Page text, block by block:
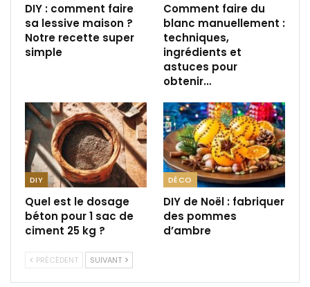
DIY : comment faire
sa lessive maison ?
Notre recette super
simple
Comment faire du
blanc manuellement :
techniques,
ingrédients et
astuces pour
obtenir…
DIY
Quel est le dosage
béton pour 1 sac de
ciment 25 kg ?
DÉCO
DIY de Noël : fabriquer
des pommes
d’ambre
PRÉCÉDENT SUIVANT